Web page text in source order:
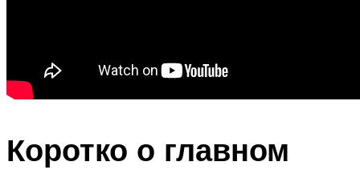
Коротко о главном